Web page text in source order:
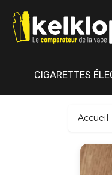
CIGARETTES
Accueil